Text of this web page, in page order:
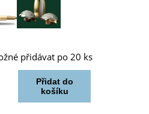
přidávat po 20 ks